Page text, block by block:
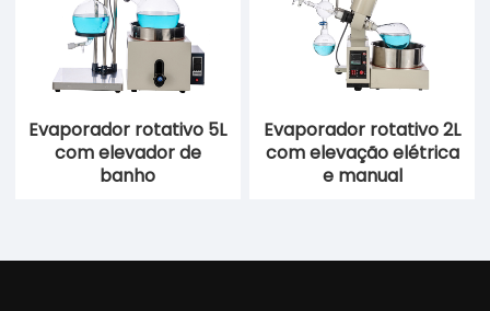
Evaporador rotativo 5L
com elevador de
banho
Evaporador rotativo 2L
com elevação elétrica
e manual